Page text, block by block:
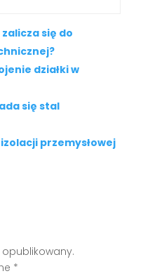
się do
działki w
się stal
przemysłowej
*